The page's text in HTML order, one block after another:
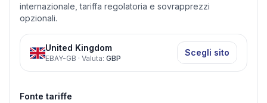
internazionale, tariffa regolatoria e sovrapprezzi
opzionali.
United Kingdom
EBAY-GB · Valuta: GBP
Scegli sito
Fonte tariffe